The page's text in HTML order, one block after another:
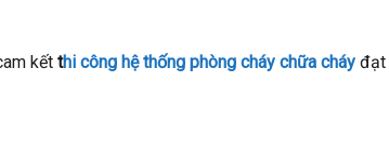
kết thi công hệ thống phòng cháy chữa cháy đạt